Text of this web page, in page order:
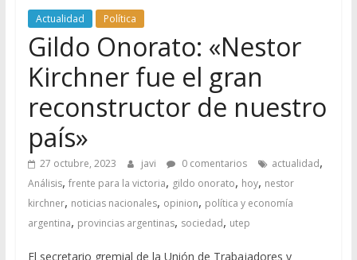
Actualidad Política
Gildo Onorato: «Nestor
Kirchner fue el gran
reconstructor de nuestro
país»
27 octubre, 2023 javi 0 comentarios actualidad,
Análisis, frente para la victoria, gildo onorato, hoy, nestor
kirchner, noticias nacionales, opinion, política y economía
argentina, provincias argentinas, sociedad, utep
El secretario gremial de la Unión de Trabajadores y